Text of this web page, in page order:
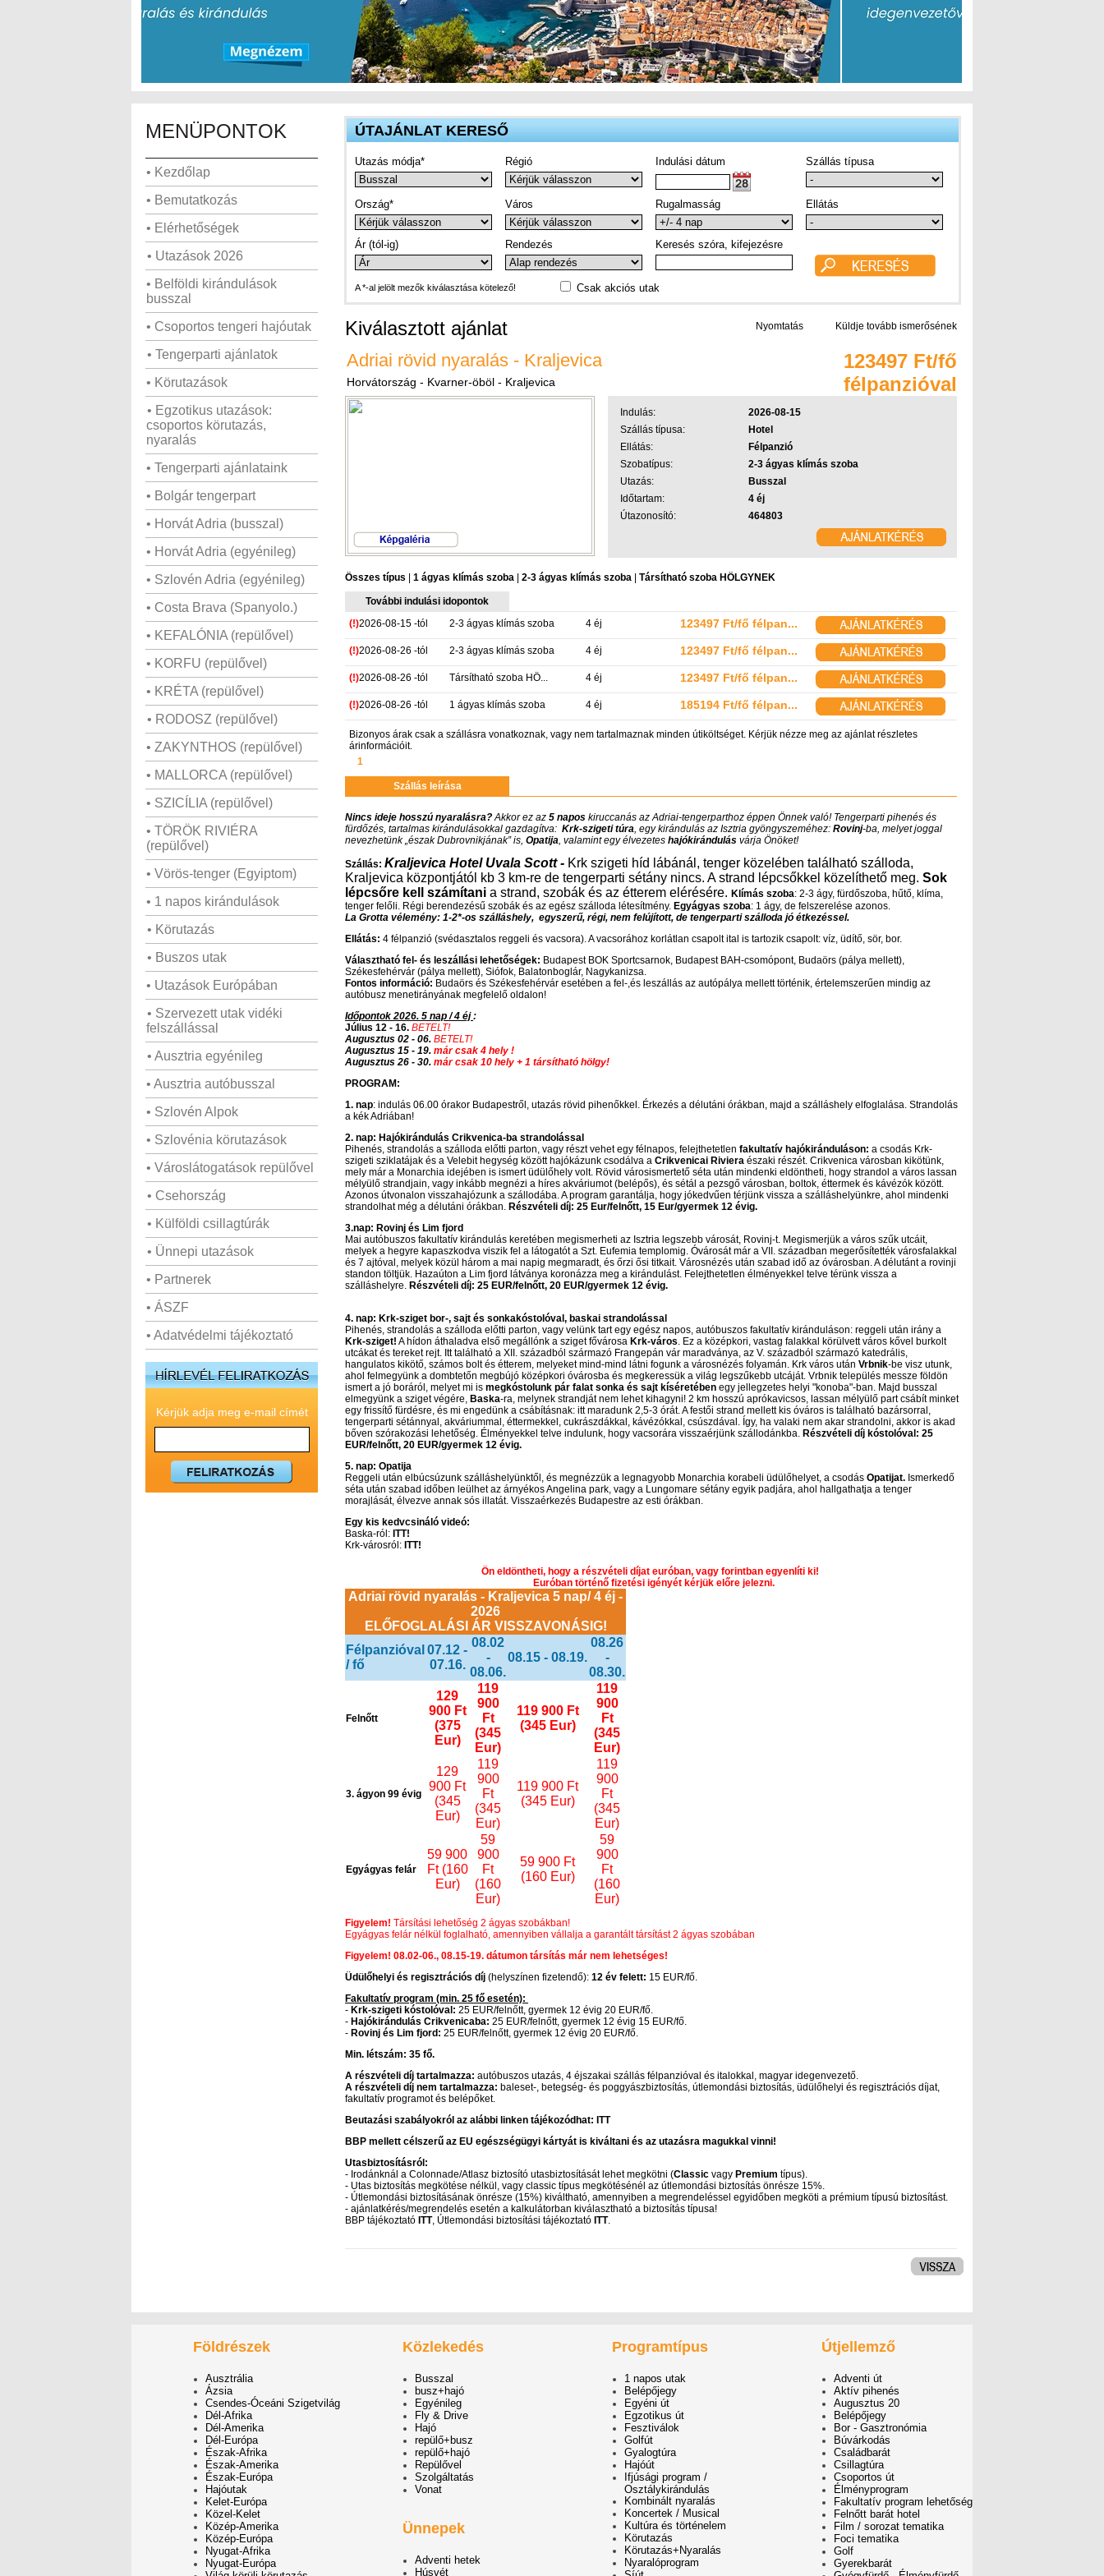
MENÜPONTOK
• Kezdőlap
• Bemutatkozás
• Elérhetőségek
• Utazások 2026
• Belföldi kirándulások
busszal
• Csoportos tengeri hajóutak
• Tengerparti ajánlatok
• Körutazások
• Egzotikus utazások:
csoportos körutazás,
nyaralás
• Tengerparti ajánlataink
• Bolgár tengerpart
• Horvát Adria (busszal)
• Horvát Adria (egyénileg)
• Szlovén Adria (egyénileg)
• Costa Brava (Spanyolo.)
• KEFALÓNIA (repülővel)
• KORFU (repülővel)
• KRÉTA (repülővel)
• RODOSZ (repülővel)
• ZAKYNTHOS (repülővel)
• MALLORCA (repülővel)
• SZICÍLIA (repülővel)
• TÖRÖK RIVIÉRA
(repülővel)
• Vörös-tenger (Egyiptom)
• 1 napos kirándulások
• Körutazás
• Buszos utak
• Utazások Európában
• Szervezett utak vidéki
felszállással
• Ausztria egyénileg
• Ausztria autóbusszal
• Szlovén Alpok
• Szlovénia körutazások
• Városlátogatások repülővel
• Csehország
• Külföldi csillagtúrák
• Ünnepi utazások
• Partnerek
• ÁSZF
• Adatvédelmi tájékoztató
Kérjük adja meg e-mail címét
ÚTAJÁNLAT KERESŐ
Utazás módja* Régió Indulási dátum Szállás típusa
Ország* Város Rugalmasság Ellátás
Ár (tól-ig) Rendezés Keresés szóra, kifejezésre
A *-al jelölt mezők kiválasztása kötelező! Csak akciós utak
Kiválasztott ajánlat Nyomtatás Küldje tovább ismerősének
Adriai rövid nyaralás - Kraljevica
Horvátország - Kvarner-öböl - Kraljevica
123497 Ft/fő
félpanzióval
Indulás:
2026-08-15
Szállás típusa:
Hotel
Ellátás:
Félpanzió
Szobatípus:
2-3 ágyas klímás szoba
Utazás:
Busszal
Időtartam:
4 éj
Útazonosító:
464803
Összes típus 1 ágyas klímás szoba 2-3 ágyas klímás szoba Társítható szoba HÖLGYNEK
További indulási idopontok
(!)2026-08-15 -tól 2-3 ágyas klímás szoba 4 éj 123497 Ft/fő félpan...
(!)2026-08-26 -tól 2-3 ágyas klímás szoba 4 éj 123497 Ft/fő félpan...
(!)2026-08-26 -tól Társítható szoba HÖ... 4 éj 123497 Ft/fő félpan...
(!)2026-08-26 -tól 1 ágyas klímás szoba 4 éj 185194 Ft/fő félpan...
Bizonyos árak csak a szállásra vonatkoznak, vagy nem tartalmaznak minden útiköltséget. Kérjük nézze meg az ajánlat részletes
árinformációit.
1
Szállás leírása
Nincs ideje hosszú nyaralásra?Akkor ez az 5 napos kiruccanás az Adriai-tengerparthoz éppen Önnek való! Tengerparti pihenés és
fürdőzés, tartalmas kirándulásokkal gazdagítva: Krk-szigeti túra, egy kirándulás az Isztria gyöngyszeméhez: Rovinj-ba, melyet joggal
nevezhetünk „észak Dubrovnikjának” is, Opatija, valamint egy élvezetes hajókirándulás várja Önöket!
Szállás: Kraljevica Hotel Uvala Scott - Krk szigeti híd lábánál, tenger közelében található szálloda,
Kraljevica központjától kb 3 km-re de tengerparti sétány nincs. A strand lépcsőkkel közelíthető meg. Sok
lépcsőre kell számítani a strand, szobák és az étterem elérésére. Klímás szoba: 2-3 ágy, fürdőszoba, hűtő, klíma,
tenger felőli. Régi berendezésű szobák és az egész szálloda létesítmény. Egyágyas szoba: 1 ágy, de felszerelése azonos.
La Grotta vélemény: 1-2*-os szálláshely, egyszerű, régi, nem felújított, de tengerparti szálloda jó étkezéssel.
Ellátás: 4 félpanzió (svédasztalos reggeli és vacsora). A vacsorához korlátlan csapolt ital is tartozik csapolt: víz, üdítő, sör, bor.
Választható fel- és leszállási lehetőségek: Budapest BOK Sportcsarnok, Budapest BAH-csomópont, Budaörs (pálya mellett),
Székesfehérvár (pálya mellett), Siófok, Balatonboglár, Nagykanizsa.
Fontos információ: Budaörs és Székesfehérvár esetében a fel-,és leszállás az autópálya mellett történik, értelemszerűen mindig az
autóbusz menetirányának megfelelő oldalon!
Időpontok 2026. 5 nap / 4 éj:
Július 12 - 16. BETELT!
Augusztus 02 - 06. BETELT!
Augusztus 15 - 19. már csak 4 hely !
Augusztus 26 - 30. már csak 10 hely + 1 társítható hölgy!
PROGRAM:
1. nap: indulás 06.00 órakor Budapestről, utazás rövid pihenőkkel. Érkezés a délutáni órákban, majd a szálláshely elfoglalása. Strandolás
a kék Adriában!
2. nap: Hajókirándulás Crikvenica-ba strandolással
Pihenés, strandolás a szálloda előtti parton, vagy részt vehet egy félnapos, felejthetetlen fakultatív hajókiránduláson: a csodás Krk-
szigeti sziklatájak és a Velebit hegység között hajókázunk csodálva a Crikvenicai Riviera északi részét. Crikvenica városban kikötünk,
mely már a Monarchia idejében is ismert üdülőhely volt. Rövid városismertető séta után mindenki eldöntheti, hogy strandol a város lassan
mélyülő strandjain, vagy inkább megnézi a híres akváriumot (belépős), és sétál a pezsgő városban, boltok, éttermek és kávézók között.
Azonos útvonalon visszahajózunk a szállodába. A program garantálja, hogy jókedvűen térjünk vissza a szálláshelyünkre, ahol mindenki
strandolhat még a délutáni órákban. Részvételi díj: 25 Eur/felnőtt, 15 Eur/gyermek 12 évig.
3.nap: Rovinj és Lim fjord
Mai autóbuszos fakultatív kirándulás keretében megismerheti az Isztria legszebb városát, Rovinj-t. Megismerjük a város szűk utcáit,
melyek a hegyre kapaszkodva viszik fel a látogatót a Szt. Eufemia templomig. Óvárosát már a VII. században megerősítették városfalakkal
és 7 ajtóval, melyek közül három a mai napig megmaradt, és őrzi ősi titkait. Városnézés után szabad idő az óvárosban. A délutánt a rovinji
standon töltjük. Hazaúton a Lim fjord látványa koronázza meg a kirándulást. Felejthetetlen élményekkel telve térünk vissza a
szálláshelyre. Részvételi díj: 25 EUR/felnőtt, 20 EUR/gyermek 12 évig.
4. nap: Krk-sziget bor-, sajt és sonkakóstolóval, baskai strandolással
Pihenés, strandolás a szálloda előtti parton, vagy velünk tart egy egész napos, autóbuszos fakultatív kiránduláson: reggeli után irány a
Krk-sziget! A hídon áthaladva első megállónk a sziget fővárosa Krk-város. Ez a középkori, vastag falakkal körülvett város kővel burkolt
utcákat és tereket rejt. Itt található a XII. századból származó Frangepán vár maradványa, az V. századból származó katedrális,
hangulatos kikötő, számos bolt és étterem, melyeket mind-mind látni fogunk a városnézés folyamán. Krk város után Vrbnik-be visz utunk,
ahol felmegyünk a dombtetőn megbújó középkori óvárosba és megkeressük a világ legszűkebb utcáját. Vrbnik település messze földön
ismert a jó boráról, melyet mi is megkóstolunk pár falat sonka és sajt kíséretében egy jellegzetes helyi "konoba"-ban. Majd busszal
elmegyünk a sziget végére, Baska-ra, melynek strandját nem lehet kihagyni! 2 km hosszú aprókavicsos, lassan mélyülő part csábít minket
egy frissítő fürdésre, és mi engedünk a csábításnak: itt maradunk 2,5-3 órát. A festői strand mellett kis óváros is található bazársorral,
tengerparti sétánnyal, akváriummal, éttermekkel, cukrászdákkal, kávézókkal, csúszdával. Így, ha valaki nem akar strandolni, akkor is akad
bőven szórakozási lehetőség. Élményekkel telve indulunk, hogy vacsorára visszaérjünk szállodánkba. Részvételi díj kóstolóval: 25
EUR/felnőtt, 20 EUR/gyermek 12 évig.
5. nap: Opatija
Reggeli után elbúcsúzunk szálláshelyünktől, és megnézzük a legnagyobb Monarchia korabeli üdülőhelyet, a csodás Opatijat. Ismerkedő
séta után szabad időben leülhet az árnyékos Angelina park, vagy a Lungomare sétány egyik padjára, ahol hallgathatja a tenger
morajlását, élvezve annak sós illatát. Visszaérkezés Budapestre az esti órákban.
Egy kis kedvcsináló videó:
Baska-ról: ITT!
Krk-városról: ITT!
Ön eldöntheti, hogy a részvételi díjat euróban, vagy forintban egyenlíti ki!
Euróban történő fizetési igényét kérjük előre jelezni.
Adriai rövid nyaralás - Kraljevica 5 nap/ 4 éj -
2026
ELŐFOGLALÁSI ÁR VISSZAVONÁSIG!
Félpanzióval
/ fő
07.12 -
07.16.
08.02
-
08.06.
08.15 - 08.19.
08.26
-
08.30.
Felnőtt
129
900 Ft
(375
Eur)
119
900
Ft
(345
Eur)
119 900 Ft
(345 Eur)
119
900
Ft
(345
Eur)
3. ágyon 99 évig
129
900 Ft
(345
Eur)
119
900
Ft
(345
Eur)
119 900 Ft
(345 Eur)
119
900
Ft
(345
Eur)
Egyágyas felár
59 900
Ft (160
Eur)
59
900
Ft
(160
Eur)
59 900 Ft
(160 Eur)
59
900
Ft
(160
Eur)
Figyelem! Társítási lehetőség 2 ágyas szobákban!
Egyágyas felár nélkül foglalható, amennyiben vállalja a garantált társítást 2 ágyas szobában
Figyelem! 08.02-06., 08.15-19. dátumon társítás már nem lehetséges!
Üdülőhelyi és regisztrációs díj (helyszínen fizetendő): 12 év felett: 15 EUR/fő.
Fakultatív program (min. 25 fő esetén):
- Krk-szigeti kóstolóval: 25 EUR/felnőtt, gyermek 12 évig 20 EUR/fő.
- Hajókirándulás Crikvenicaba: 25 EUR/felnőtt, gyermek 12 évig 15 EUR/fő.
- Rovinj és Lim fjord: 25 EUR/felnőtt, gyermek 12 évig 20 EUR/fő.
Min. létszám: 35 fő.
A részvételi díj tartalmazza: autóbuszos utazás, 4 éjszakai szállás félpanzióval és italokkal, magyar idegenvezető.
A részvételi díj nem tartalmazza: baleset-, betegség- és poggyászbiztosítás, útlemondási biztosítás, üdülőhelyi és regisztrációs díjat,
fakultatív programot és belépőket.
Beutazási szabályokról az alábbi linken tájékozódhat: ITT
BBP mellett célszerű az EU egészségügyi kártyát is kiváltani és az utazásra magukkal vinni!
Utasbiztosításról:
- Irodánknál a Colonnade/Atlasz biztosító utasbiztosítását lehet megkötni (Classic vagy Premium típus).
- Utas biztosítás megkötése nélkül, vagy classic típus megkötésénél az útlemondási biztosítás önrésze 15%.
- Útlemondási biztosításának önrésze (15%) kiváltható, amennyiben a megrendeléssel egyidőben megköti a prémium típusú biztosítást.
- ajánlatkérés/megrendelés esetén a kalkulátorban kiválasztható a biztosítás típusa!
BBP tájékoztató ITT, Útlemondási biztosítási tájékoztató ITT.
Földrészek
Ausztrália
Ázsia
Csendes-Óceáni Szigetvilág
Dél-Afrika
Dél-Amerika
Dél-Európa
Észak-Afrika
Észak-Amerika
Észak-Európa
Hajóutak
Kelet-Európa
Közel-Kelet
Közép-Amerika
Közép-Európa
Nyugat-Afrika
Nyugat-Európa
Közlekedés
Busszal
busz+hajó
Egyénileg
Fly & Drive
Hajó
repülő+busz
repülő+hajó
Repülővel
Szolgáltatás
Vonat
Ünnepek
Adventi hetek
Húsvét
Programtípus
1 napos utak
Belépőjegy
Egyéni út
Egzotikus út
Fesztiválok
Golfút
Gyalogtúra
Hajóút
Ifjúsági program /
Osztálykirándulás
Kombinált nyaralás
Koncertek / Musical
Kultúra és történelem
Körutazás
Körutazás+Nyaralás
Nyaralóprogram
Útjellemző
Adventi út
Aktív pihenés
Augusztus 20
Belépőjegy
Bor - Gasztronómia
Búvárkodás
Családbarát
Csillagtúra
Csoportos út
Élményprogram
Fakultatív program lehetőség
Felnőtt barát hotel
Film / sorozat tematika
Foci tematika
Golf
Gyerekbarát